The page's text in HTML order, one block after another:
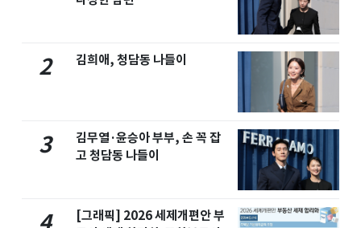
2 김희애, 청담동 나들이
3
김무열·윤승아 부부, 손 꼭 잡
고 청담동 나들이
4
[그래픽] 2026 세제개편안 부